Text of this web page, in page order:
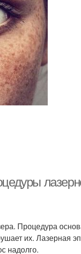
Процедура
их. Лазерная
надолго.